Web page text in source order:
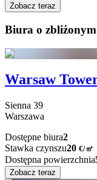
Zobacz teraz
Biura o
Warsaw
Sienna 39
Warszawa
Dostępne biura2
Stawka czynszu20 €/㎡
Dostępna powierzchnia
Zobacz teraz